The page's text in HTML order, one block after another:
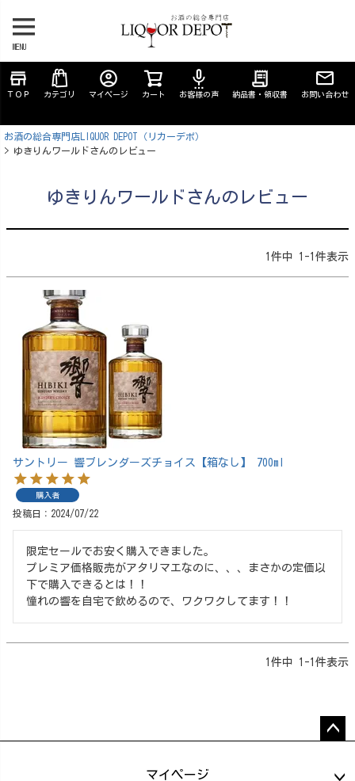
MENU
store
ＴＯＰ カテゴリ
account_circle
マイページ カート
settings_voice
お客様の声
receipt_long
納品書・領収書 お問い合わせ
お酒の総合専門店LIQUOR DEPOT（リカーデポ）
ゆきりんワールドさんのレビュー
ゆきりんワールドさんのレビュー
1 件中 1 -1 件表示
サントリー 響ブレンダーズチョイス【箱なし】 700ml
購入者
投稿日 2024/07/22
限定セールでお安く購入できました。
プレミア価格販売がアタリマエなのに、、、まさかの定価以
下で購入できるとは！！
1 件中 1 -1 件表示
マイページ